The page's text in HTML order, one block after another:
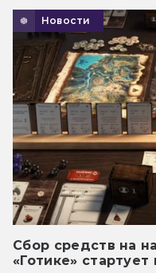
Новости
Сбор средств на
«Готике» стартует